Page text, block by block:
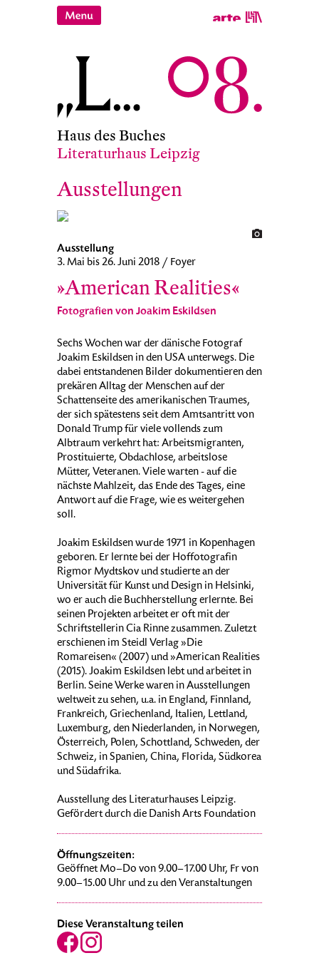
Haus des Buches
Literaturhaus Leipzig
Ausstellungen
Ausstellung
3. Mai bis 26. Juni 2018 / Foyer
»American Realities«
Fotografien von Joakim Eskildsen
Sechs Wochen war der dänische Fotograf
Joakim Eskildsen in den USA unterwegs. Die
dabei entstandenen Bilder dokumentieren den
prekären Alltag der Menschen auf der
Schattenseite des amerikanischen Traumes,
der sich spätestens seit dem Amtsantritt von
Donald Trump für viele vollends zum
Albtraum verkehrt hat: Arbeitsmigranten,
Prostituierte, Obdachlose, arbeitslose
Mütter, Veteranen. Viele warten - auf die
nächste Mahlzeit, das Ende des Tages, eine
Antwort auf die Frage, wie es weitergehen
soll.
Joakim Eskildsen wurde 1971 in Kopenhagen
geboren. Er lernte bei der Hoffotografin
Rigmor Mydtskov und studierte an der
Universität für Kunst und Design in Helsinki,
wo er auch die Buchherstellung erlernte. Bei
seinen Projekten arbeitet er oft mit der
Schriftstellerin Cia Rinne zusammen. Zuletzt
erschienen im Steidl Verlag »Die
Romareisen« (2007) und »American Realities
(2015). Joakim Eskildsen lebt und arbeitet in
Berlin. Seine Werke waren in Ausstellungen
weltweit zu sehen, u.a. in England, Finnland,
Frankreich, Griechenland, Italien, Lettland,
Luxemburg, den Niederlanden, in Norwegen,
Österreich, Polen, Schottland, Schweden, der
Schweiz, in Spanien, China, Florida, Südkorea
und Südafrika.
Ausstellung des Literaturhauses Leipzig.
Gefördert durch die Danish Arts Foundation
Öffnungszeiten:
Geöffnet Mo–Do von 9.00–17.00 Uhr, Fr von
9.00–15.00 Uhr und zu den Veranstaltungen
Diese Veranstaltung teilen